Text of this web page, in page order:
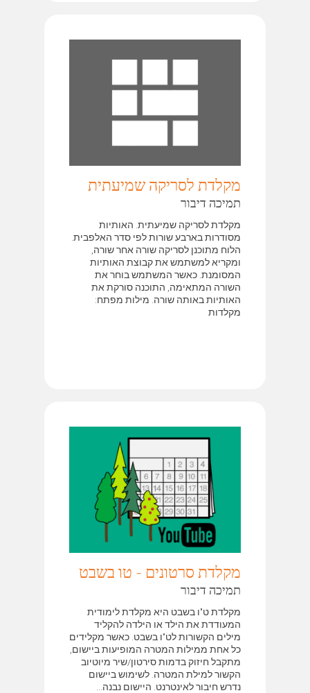
מקלדת לסריקה שמיעתית
תמיכה דיבור
מקלדת לסריקה שמיעתית. האותיות
מסודרות בארבע שורות לפי סדר האלפבית.
הלוח מתוכנן לסריקה שורה אחר שורה,
ומקריא למשתמש את קבוצת האותיות
המסומנת. כאשר המשתמש בוחר את
השורה המתאימה, התוכנה סורקת את
האותיות באותה שורה. מילות מפתח:
מקלדות
מקלדת סרטונים - טו בשבט
תמיכה דיבור
מקלדת ט"ו בשבט היא מקלדת לימודית
המעודדת את הילד או הילדה להקליד
מילים הקשורות לט"ו בשבט. כאשר מקלידים
כל אחת ממילות המטרה המופיעות ביישום,
מתקבל חיזוק בדמות סירטון/שיר מיוטיוב
הקשור למילת המטרה. לשימוש ביישום
נדרש חיבור לאינטרנט. היישום נבנה...